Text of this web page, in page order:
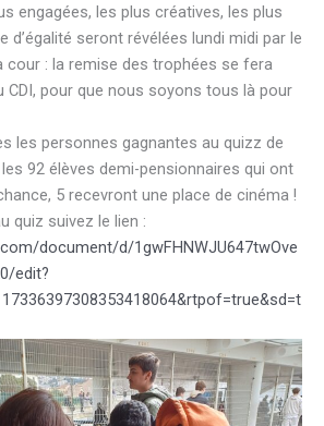
engagées, les plus créatives, les plus
d’égalité seront révélées lundi midi par le
cour : la remise des trophées se fera
CDI, pour que nous soyons tous là pour
les personnes gagnantes au quizz de
les 92 élèves demi-pensionnaires qui ont
5 recevront une place de cinéma !
quiz suivez le lien :
document/d/1gwFHNWJU647twOve
edit?